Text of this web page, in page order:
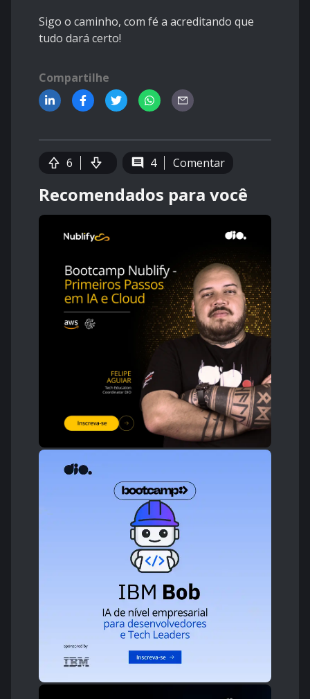
Sigo o caminho, com fé a acreditando que
tudo dará certo!
Compartilhe
6 4 Comentar
Recomendados para você